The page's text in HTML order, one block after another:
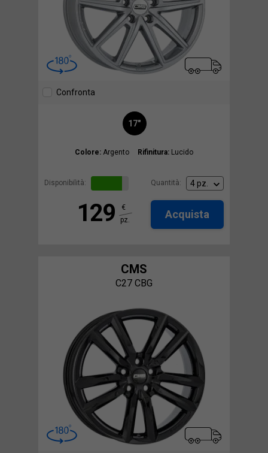
Confronta
17"
Colore: Argento Rifinitura: Lucido
Disponibilità: Quantità:
129
€
pz.
Acquista
CMS
C27 CBG